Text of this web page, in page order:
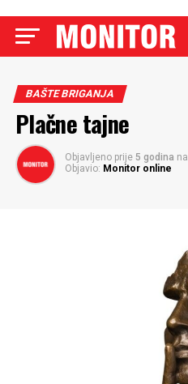
BAŠTE BRIGANJA
Plačne tajne
Objavljeno prije 5 godina na
Objavio: Monitor online